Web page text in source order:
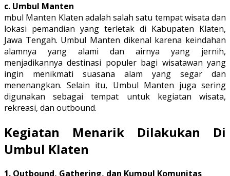
c. Umbul Manten
mbul Manten Klaten adalah salah satu tempat wisata dan
lokasi pemandian yang terletak di Kabupaten Klaten,
Jawa Tengah. Umbul Manten dikenal karena keindahan
alamnya yang alami dan airnya yang jernih,
menjadikannya destinasi populer bagi wisatawan yang
ingin menikmati suasana alam yang segar dan
menenangkan. Selain itu, Umbul Manten juga sering
digunakan sebagai tempat untuk kegiatan wisata,
rekreasi, dan outbound.
Kegiatan Menarik Dilakukan Di
Umbul Klaten
1. Outbound, Gathering, dan Kumpul Komunitas